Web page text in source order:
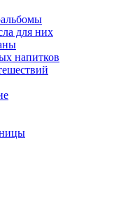
для них
напитков